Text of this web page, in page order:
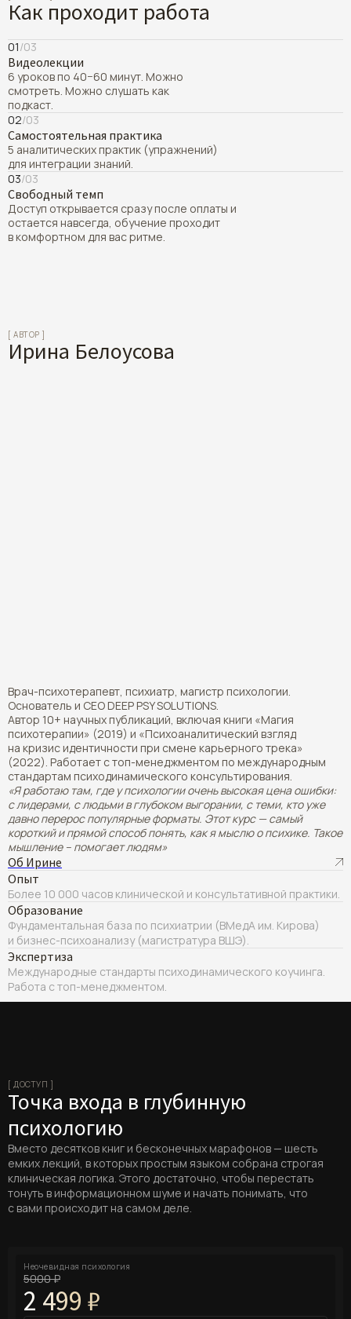
принять скрытые части вашей личности и вернуть им
энергию
Практика «Карта вашего любовного сценария»: метод
выхода из повторяющихся болезненных сценариев.
Практика «Внутренний совет директоров»: разберем ваши
внутренние конфликты и научимся договариваться
с субличностями.
Критерии, как распознать «своего»
терапевта. Что делать дальше, если
захочется глубже понять себя.
Критерии выбора специалиста.
Как научиться психоаналитически мыслить.
Как проходит работа
01/03
Видеолекции
6 уроков по 40−60 минут. Можно
смотреть. Можно слушать как
подкаст.
02/03
Самостоятельная практика
5 аналитических практик (упражнений)
для интеграции знаний.
03/03
Свободный темп
Доступ открывается сразу после оплаты и
остается навсегда, обучение проходит
в комфортном для вас ритме.
[ АВТОР ]
Ирина Белоусова
Врач-психотерапевт, психиатр, магистр психологии.
Основатель и CEO DEEP PSY SOLUTIONS.
Автор 10+ научных публикаций, включая книги «Магия
психотерапии» (2019) и «Психоаналитический взгляд
на кризис идентичности при смене карьерного трека»
(2022). Работает с топ-менеджментом по международным
стандартам психодинамического консультирования.
«Я работаю там, где у психологии очень высокая цена ошибки:
с лидерами, с людьми в глубоком выгорании, с теми, кто уже
давно перерос популярные форматы. Этот курс — самый
короткий и прямой способ понять, как я мыслю о психике. Такое
мышление – помогает людям»
Об Ирине
Опыт
Более 10 000 часов клинической и консультативной практики.
Образование
Фундаментальная база по психиатрии (ВМедА им. Кирова)
и бизнес-психоанализу (магистратура ВШЭ).
Экспертиза
Международные стандарты психодинамического коучинга.
Работа с топ-менеджментом.
[ ДОСТУП ]
Точка входа в глубинную
психологию
Вместо десятков книг и бесконечных марафонов — шесть
емких лекций, в которых простым языком собрана строгая
клиническая логика. Этого достаточно, чтобы перестать
тонуть в информационном шуме и начать понимать, что
с вами происходит на самом деле.
Неочевидная психология
5000 ₽
2 499 ₽